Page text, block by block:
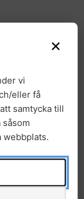
×
vi
eller få
samtycka till
webbplats.